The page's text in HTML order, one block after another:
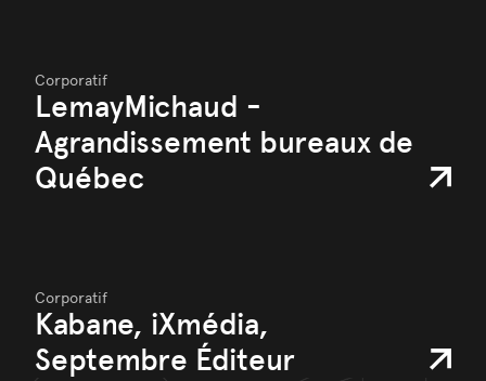
Corporatif
LemayMichaud -
Agrandissement bureaux de
Québec
Corporatif
Kabane, iXmédia,
Septembre Éditeur